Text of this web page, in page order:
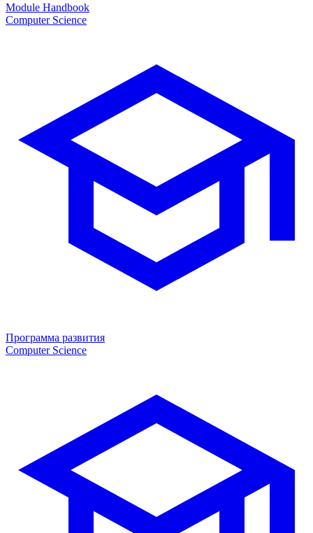
Module Handbook
Computer Science
Программа развития
Computer Science